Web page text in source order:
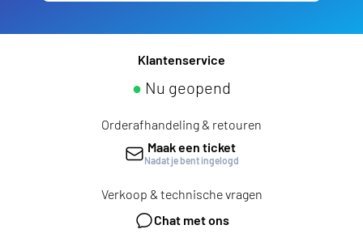
Klantenservice
● Nu geopend
Orderafhandeling & retouren
Maak een ticket
Nadat je bent ingelogd
Verkoop & technische vragen
Chat met ons